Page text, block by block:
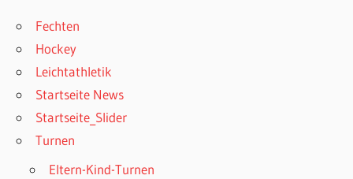
Fechten
Hockey
Leichtathletik
Startseite News
Startseite_Slider
Turnen
Eltern-Kind-Turnen